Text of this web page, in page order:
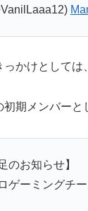
っかけとしては
期メンバーと
のお知らせ】
ゲーミングチ